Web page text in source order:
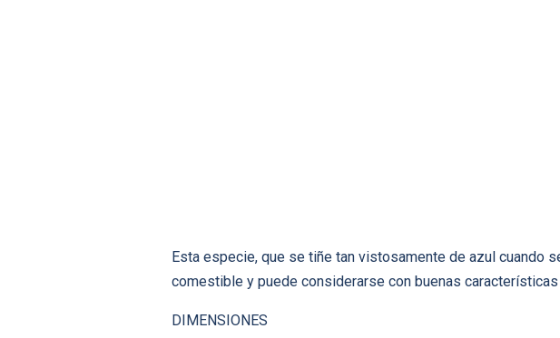
Esta especie, que se tiñe tan vistosamente de azul cuando
comestible y puede considerarse con buenas
DIMENSIONES